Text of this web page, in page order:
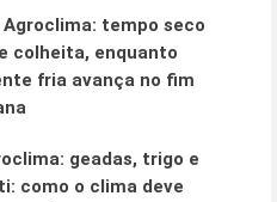
tempo seco
colheita, enquanto
fria avança no fim
geadas, trigo e
como o clima deve